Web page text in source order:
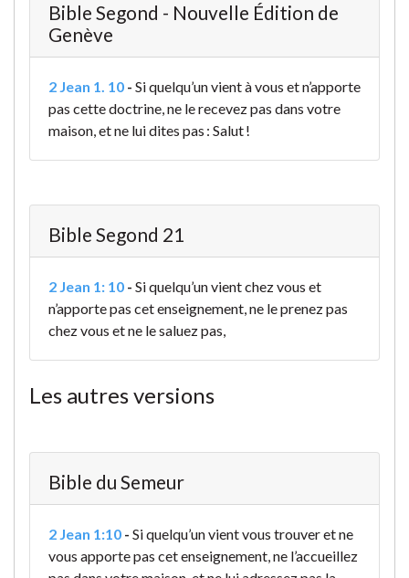
Bible Segond - Nouvelle Édition de
Genève
2 Jean 1. 10 - Si quelqu’un vient à vous et n’apporte
pas cette doctrine, ne le recevez pas dans votre
maison, et ne lui dites pas : Salut !
Bible Segond 21
2 Jean 1: 10 - Si quelqu’un vient chez vous et
n’apporte pas cet enseignement, ne le prenez pas
chez vous et ne le saluez pas,
Les autres versions
Bible du Semeur
2 Jean 1:10 - Si quelqu’un vient vous trouver et ne
vous apporte pas cet enseignement, ne l’accueillez